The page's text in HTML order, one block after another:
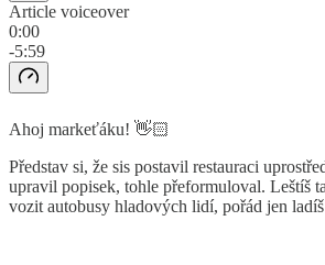
Article voiceover
0:00
-5:59
Ahoj markeťáku! 👋🏻
Představ si, že sis postavil restauraci
upravil popisek, tohle přeformuloval. Leštíš
vozit autobusy hladových lidí, pořád jen